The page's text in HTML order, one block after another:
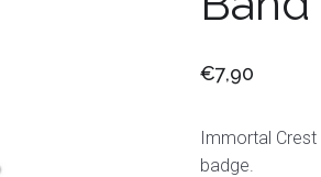
€7,90
Immortal
badge.